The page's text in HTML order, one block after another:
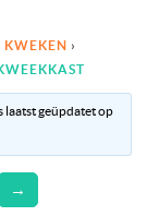
KWEKEN ›
laatst geüpdatet op
→